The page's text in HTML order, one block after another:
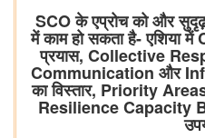
SCO के एप्रोच को और
में काम हो सकता है-
प्रयास, Collective
Communication और
का विस्तार, Priority
Resilience Capacity